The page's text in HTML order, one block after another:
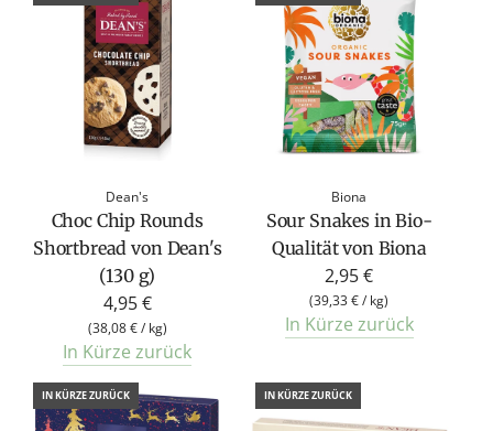
Dean's
Choc Chip Rounds
Shortbread von Dean's
(130 g)
4,95 €
(38,08 €/ kg)
In Kürze zurück
Biona
Sour Snakes in Bio-
Qualität von Biona
2,95 €
(39,33 €/ kg)
In Kürze zurück
IN KÜRZE ZURÜCK IN KÜRZE ZURÜCK